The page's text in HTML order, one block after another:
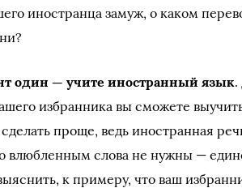
иностранца замуж, о каком
один — учите иностранный язык.
избранника вы сможете
проще, ведь иностранная
влюбленным слова не нужны —
к примеру, что ваш